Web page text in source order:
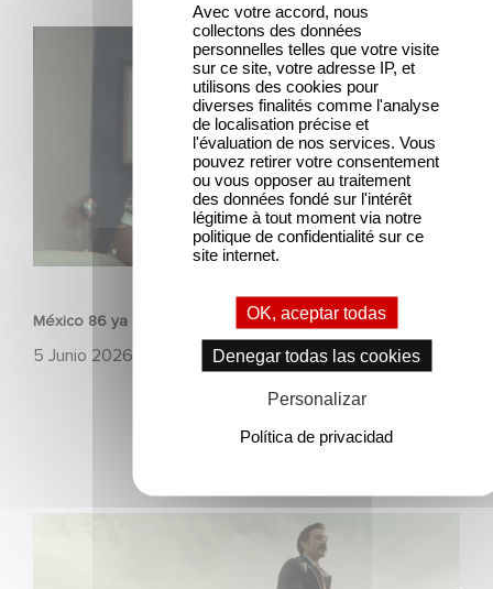
PELÍCULAS
México 86 ya está disponible en Netflix
5 Junio 2026
México 86 ya está disponible en Netflix
Mexico 86: descubre el tráiler de la nueva producción de
Avec votre accord, nous
collectons des données
personnelles telles que votre visite
sur ce site, votre adresse IP, et
utilisons des cookies pour
diverses finalités comme l'analyse
de localisation précise et
l'évaluation de nos services. Vous
pouvez retirer votre consentement
ou vous opposer au traitement
des données fondé sur l'intérêt
légitime à tout moment via notre
politique de confidentialité sur ce
site internet.
OK, aceptar todas
Denegar todas las cookies
Personalizar
Política de privacidad